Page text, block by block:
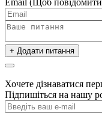
+ Додати питання
Хочете дізнаватися
Підпишіться на нашу